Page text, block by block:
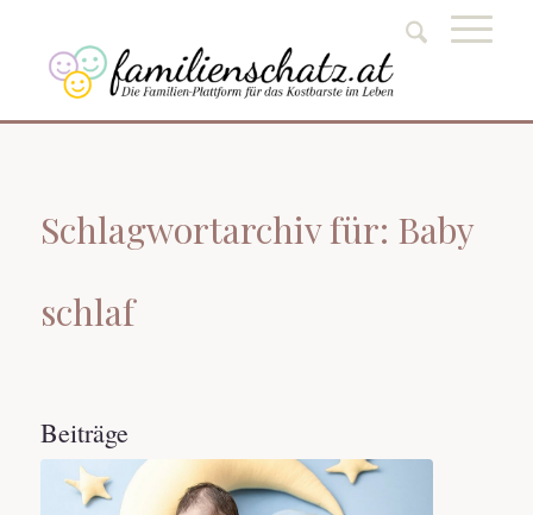
Schlagwortarchiv für: Baby
schlaf
Beiträge